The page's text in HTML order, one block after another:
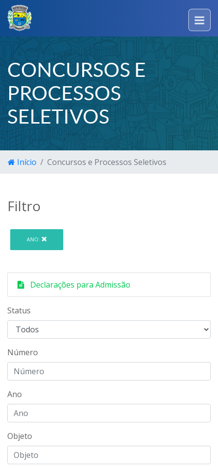
CONCURSOS E
PROCESSOS
SELETIVOS
Início Concursos e Processos Seletivos
Filtro
ANO:
Declarações para Admissão
Status
Número
Ano
Objeto